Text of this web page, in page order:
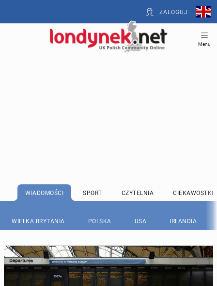
ZALOGUJ
Menu
WIADOMOŚCI SPORT CZYTELNIA CIEKAWOSTKI
WIELKA BRYTANIA POLSKA USA IRLANDIA